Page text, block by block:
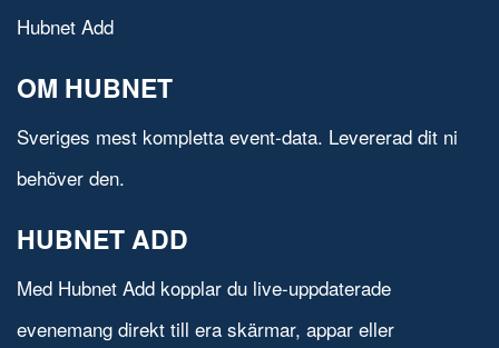
Hubnet Add
OM HUBNET
Sveriges mest kompletta event-data. Levererad dit ni
behöver den.
HUBNET ADD
Med Hubnet Add kopplar du live-uppdaterade
evenemang direkt till era skärmar, appar eller